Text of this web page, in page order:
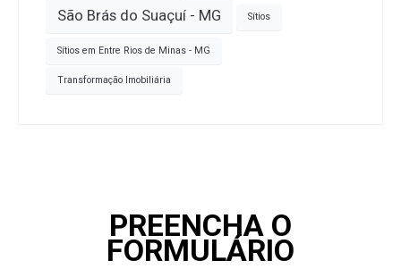
São Brás do Suaçuí - MG Sítios
Sítios em Entre Rios de Minas - MG
Transformação Imobiliária
PREENCHA O
FORMULÁRIO